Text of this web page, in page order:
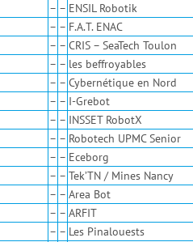
– – ENSIL Robotik
– – F.A.T. ENAC
– – CRIS – SeaTech Toulon
– – les beffroyables
– – Cybernétique en Nord
– – I-Grebot
– – INSSET RobotX
– – Robotech UPMC Senior
– – Eceborg
– – Tek’TN / Mines Nancy
– – Area Bot
– – ARFIT
– – Les Pinalouests